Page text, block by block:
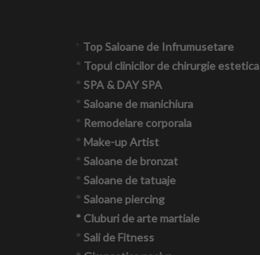
* Top Saloane de Infrumusetare
* Topul clinicilor de chirurgie estetica
* SPA & DAY SPA
* Saloane de manichiura
* Remodelare corporala
* Make-up Artist
* Saloane de bronzat
* Saloane de tatuaje
* Saloane piercing
* Cluburi de arte martiale
* Sali de Fitness